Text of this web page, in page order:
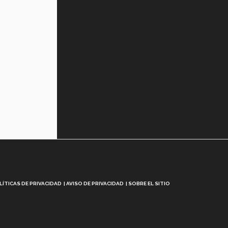
DE PRIVACIDAD AVISO DE PRIVACIDAD SOBRE EL SITIO